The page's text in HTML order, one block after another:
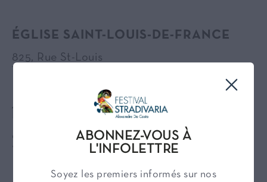
ÉGLISE SAINT-LOUIS-DE-FRANCE
825, Rue St-Louis
ÎLE-DES-MOULINS DE TERREBONNE
925, Place de l'Île-des-Moulins
Vieux-Terrebonne
ABONNEZ-VOUS À
L'INFOLETTRE
Soyez les premiers informés sur nos